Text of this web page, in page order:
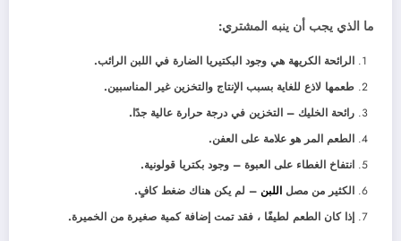
ما الذي يجب أن ينبه المشتري:
الرائحة الكريهة هي وجود البكتيريا الضارة في اللبن الرائب.
طعمها لاذع للغاية بسبب الإنتاج والتخزين غير المناسبين.
رائحة الخليك – التخزين في درجة حرارة عالية جدًا.
الطعم المر هو علامة على العفن.
انتفاخ الغطاء على العبوة – وجود بكتريا قولونية.
الكثير من مصل اللبن – لم يكن هناك ضغط كافٍ.
إذا كان الطعم لطيفًا ، فقد تمت إضافة كمية صغيرة من الخميرة.